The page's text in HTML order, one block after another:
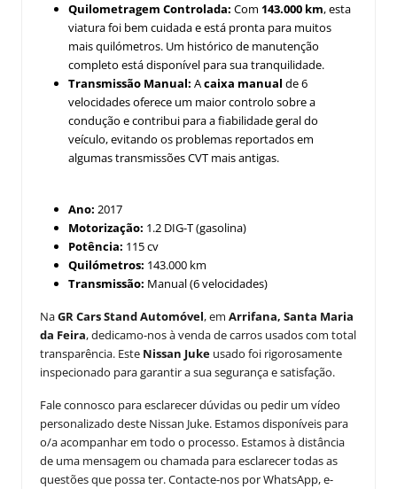
Quilometragem Controlada: Com 143.000 km, esta
viatura foi bem cuidada e está pronta para muitos
mais quilómetros. Um histórico de manutenção
completo está disponível para sua tranquilidade.
Transmissão Manual: Acaixa manual de 6
velocidades oferece um maior controlo sobre a
condução e contribui para a fiabilidade geral do
veículo, evitando os problemas reportados em
algumas transmissões CVT mais antigas.
Ano: 2017
Motorização: 1.2 DIG-T (gasolina)
Potência: 115 cv
Quilómetros: 143.000 km
Transmissão: Manual (6 velocidades)
NaGR Cars Stand Automóvel, em Arrifana, Santa Maria
da Feira, dedicamo-nos à venda de carros usados com total
transparência. Este Nissan Juke usado foi rigorosamente
inspecionado para garantir a sua segurança e satisfação.
Fale connosco para esclarecer dúvidas ou pedir um vídeo
personalizado deste Nissan Juke. Estamos disponíveis para
o/a acompanhar em todo o processo. Estamos à distância
de uma mensagem ou chamada para esclarecer todas as
questões que possa ter. Contacte-nos por WhatsApp, e-